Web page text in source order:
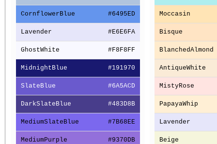
CornflowerBlue #6495ED
Lavender #E6E6FA
GhostWhite #F8F8FF
MidnightBlue #191970
SlateBlue #6A5ACD
DarkSlateBlue #483D8B
MediumSlateBlue #7B68EE
MediumPurple #9370DB
Moccasin
Bisque
BlanchedAlmond
AntiqueWhite
MistyRose
PapayaWhip
Lavender
Beige